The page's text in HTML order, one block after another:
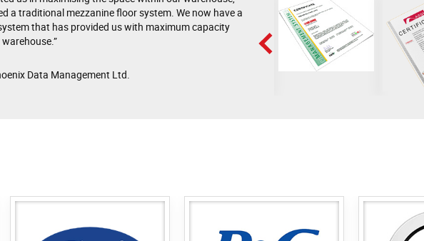
a traditional mezzanine floor system. We now have a
that has provided us with maximum capacity
Data Management Ltd.